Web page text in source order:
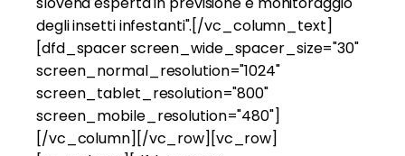
degli insetti infestanti".[/vc_column_text]
[dfd_spacer screen_wide_spacer_size="30"
screen_normal_resolution="1024"
screen_tablet_resolution="800"
screen_mobile_resolution="480"]
[/vc_column][/vc_row][vc_row]